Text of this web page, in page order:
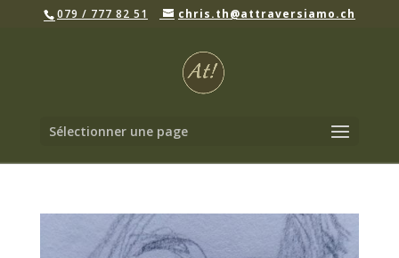
079 / 777 82 51 chris.th@attraversiamo.ch
Sélectionner une page